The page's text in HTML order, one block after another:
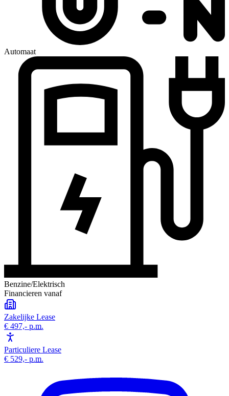
Automaat
Benzine/Elektrisch
Financieren vanaf
Zakelijke Lease
€ 497,- p.m.
Particuliere Lease
€ 529,- p.m.